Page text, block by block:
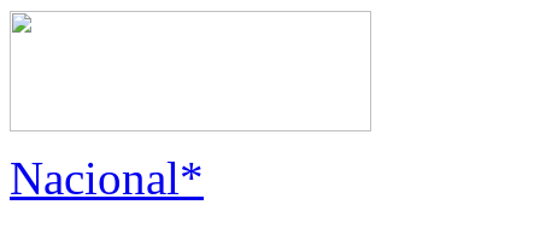
Nacional*